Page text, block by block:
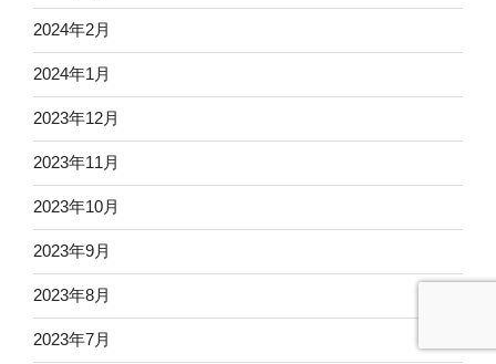
2024年2月
2024年1月
2023年12月
2023年11月
2023年10月
2023年9月
2023年8月
2023年7月